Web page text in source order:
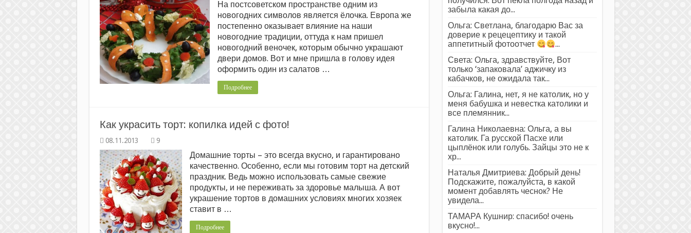
На постсоветском пространстве одним из
новогодних символов является ёлочка. Европа же
постепенно оказывает влияние на наши
новогодние традиции, оттуда к нам пришел
новогодний веночек, которым обычно украшают
двери домов. Вот и мне пришла в голову идея
оформить один из салатов …
Подробнее
Как украсить торт: копилка идей с фото!
9
Домашние торты – это всегда вкусно, и гарантировано
качественно. Особенно, если мы готовим торт на детский
праздник. Ведь можно использовать самые свежие
продукты, и не переживать за здоровье малыша. А вот
украшение тортов в домашних условиях многих хозяек
ставит в …
Подробнее
забыла какая до...
Ольга: Светлана, благодарю Вас за
доверие к рецецептику и такой
аппетитный фотоотчет
...
Света: Ольга, здравствуйте, Вот
только ‘запаковала’ аджичку из
кабачков, не ожидала так...
Ольга: Галина, нет, я не католик, но у
меня бабушка и невестка католики и
все племянник...
Галина Николаевна: Ольга, а вы
католик. Га русской Пасхе или
цыплёнок или голубь. Зайцы это не к
хр...
Наталья Дмитриева: Добрый день!
Подскажите, пожалуйста, в какой
момент добавлять чеснок? Не
увидела...
ТАМАРА Кушнир: спасибо! очень
вкусно!...